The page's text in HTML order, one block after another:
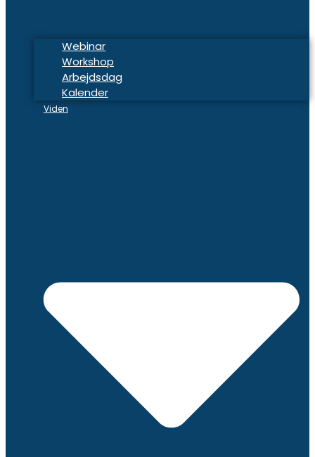
Webinar
Workshop
Arbejdsdag
Kalender
Viden